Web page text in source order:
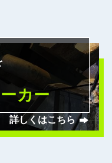
カー
詳しくはこちら